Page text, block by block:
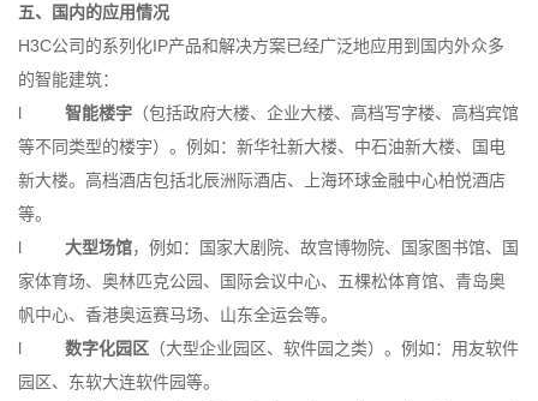
五、国内的应用情况
H3C公司的系列化IP产品和解决方案已经广泛地应用到国内外众多
的智能建筑：
l 智能楼宇 （包括政府大楼、企业大楼、高档写字楼、高档宾馆
等不同类型的楼宇）。例如：新华社新大楼、中石油新大楼、国电
新大楼。高档酒店包括北辰洲际酒店、上海环球金融中心柏悦酒店
等。
l 大型场馆，例如：国家大剧院、故宫博物院、国家图书馆、国
家体育场、奥林匹克公园、国际会议中心、五棵松体育馆、青岛奥
帆中心、香港奥运赛马场、山东全运会等。
l 数字化园区 （大型企业园区、软件园之类）。例如：用友软件
园区、东软大连软件园等。